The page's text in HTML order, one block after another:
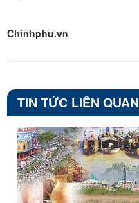
Chinhphu.vn
TIN TỨC LIÊN QUAN